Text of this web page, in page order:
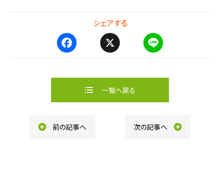
シェアする
e
o
e
一覧へ戻る
前の記事へ 次の記事へ